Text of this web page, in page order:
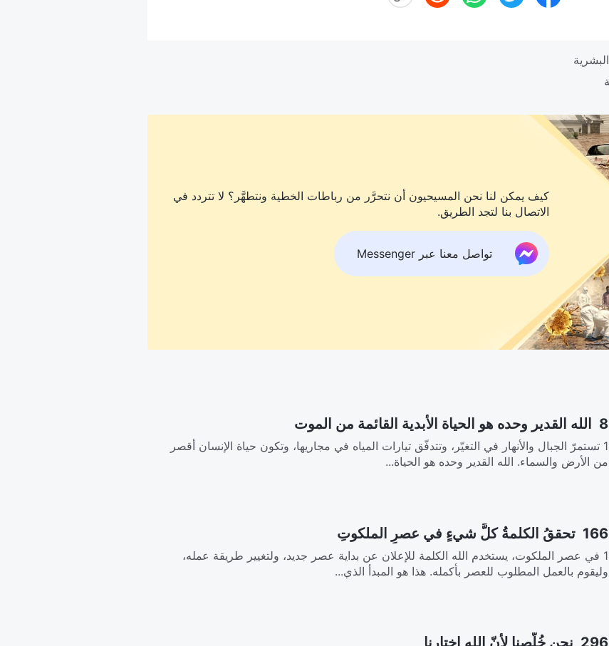
كيف يمكن لنا نحن المسيحيون أن نتحرَّر من رباطات الخطية ونتطهَّر؟ لا تتردد في
الاتصال بنا لتجد الطريق.
تواصل معنا عبر Messenger
8 الله القدير وحده هو الحياة الأبدية القائمة من الموت
1 تستمرّ الجبال والأنهار في التغيّر، وتتدفّق تيارات المياه في مجاريها، وتكون حياة الإنسان أقصر
من الأرض والسماء. الله القدير وحده هو الحياة...
166 تحققُ الكلمةُ كلَّ شيءٍ في عصرِ الملكوتِ
1 في عصر الملكوت، يستخدم الله الكلمة للإعلان عن بداية عصر جديد، ولتغيير طريقة عمله،
وليقوم بالعمل المطلوب للعصر بأكمله. هذا هو المبدأ الذي...